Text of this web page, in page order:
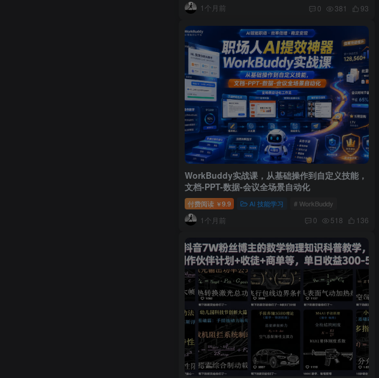
1个月前 0 381 93
WorkBuddy实战课，从基础操作到自定义技能，
文档-PPT-数据-会议全场景自动化
付费阅读 ￥9.9 AI 技能学习 # WorkBuddy
1个月前 0 518 136